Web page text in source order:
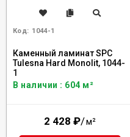
Код: 1044-1
Каменный ламинат SPC
Tulesna Hard Monolit, 1044-
1
В наличии : 604 м²
2 428 ₽/м²